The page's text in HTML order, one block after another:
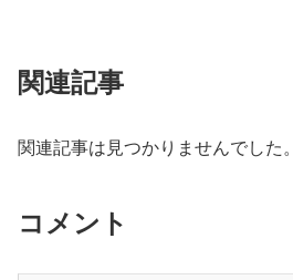
関連記事
関連記事は見つかりませんでした。
コメント